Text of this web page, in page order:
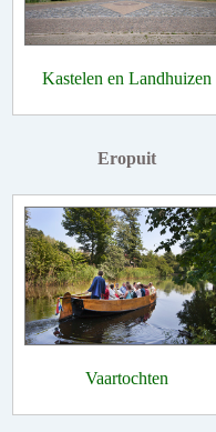
Kastelen en Landhuizen
Eropuit
Vaartochten